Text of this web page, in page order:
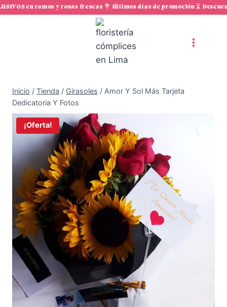
Saltar
en ramos y rosas frescas 💐 Últimos días de promoción ⏳
Inicio / Tienda / Girasoles / Amor Y Sol Más Tarjeta
Dedicatoria Y Fotos
¡Oferta!